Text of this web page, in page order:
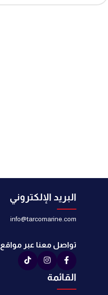
البريد الإلكتروني
info@tarcomarine.com
تواصل معنا عبر مواقع
القائمة